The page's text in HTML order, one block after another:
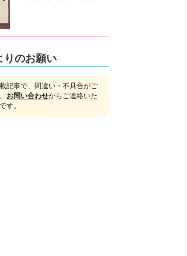
りのお願い
記事で、間違い・不具合がご
お問い合わせからご連絡いた
す。